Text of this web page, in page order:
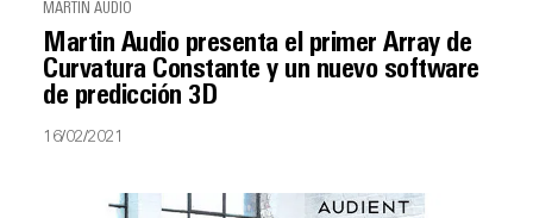
MARTIN AUDIO
Martin Audio presenta el primer Array de
Curvatura Constante y un nuevo software
de predicción 3D
16/02/2021